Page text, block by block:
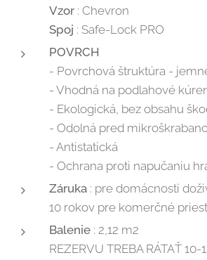
Vzor : Chevron
Spoj : Safe-Lock PRO
POVRCH
- Povrchová štruktúra -
- Vhodná na podlahové
- Ekologická, bez obsahu
- Odolná pred
- Antistatická
- Ochrana proti napučaniu
Záruka : pre domácnosti
10 rokov pre komerčné
Balenie : 2,12 m2
REZERVU TREBA RÁTAŤ